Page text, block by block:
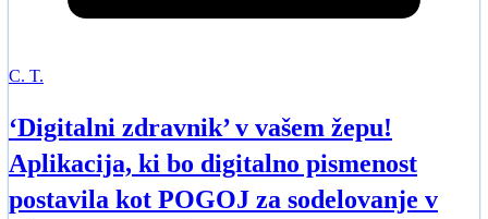
C. T.
‘Digitalni zdravnik’ v vašem žepu!
Aplikacija, ki bo digitalno pismenost
postavila kot POGOJ za sodelovanje v